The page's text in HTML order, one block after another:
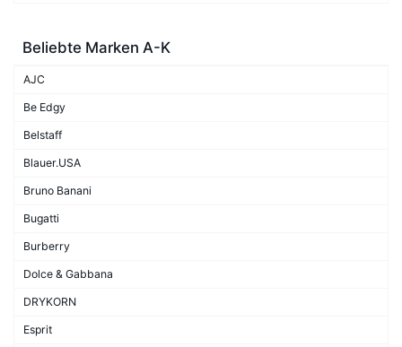
Beliebte Marken A-K
AJC
Be Edgy
Belstaff
Blauer.USA
Bruno Banani
Bugatti
Burberry
Dolce & Gabbana
DRYKORN
Esprit